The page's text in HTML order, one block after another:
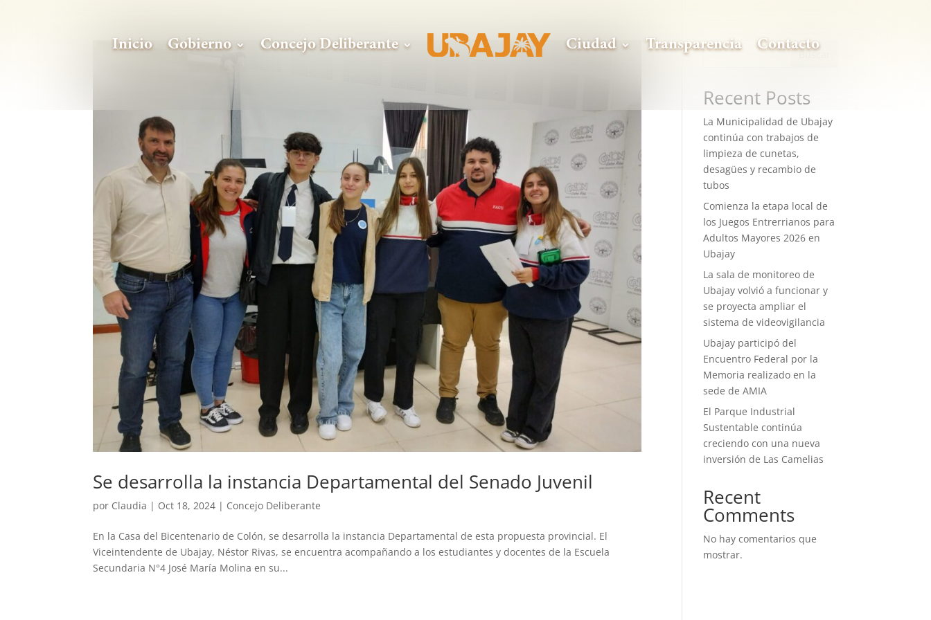
Inicio Gobierno Concejo Deliberante Ciudad Transparencia Contacto
Se desarrolla la instancia Departamental del Senado Juvenil
por Claudia | Oct 18, 2024 | Concejo Deliberante
En la Casa del Bicentenario de Colón, se desarrolla la instancia Departamental de esta propuesta provincial. El
Viceintendente de Ubajay, Néstor Rivas, se encuentra acompañando a los estudiantes y docentes de la Escuela
Secundaria N°4 José María Molina en su...
Buscar
Recent Posts
La Municipalidad de Ubajay
continúa con trabajos de
limpieza de cunetas,
desagües y recambio de
tubos
Comienza la etapa local de
los Juegos Entrerrianos para
Adultos Mayores 2026 en
Ubajay
La sala de monitoreo de
Ubajay volvió a funcionar y
se proyecta ampliar el
sistema de videovigilancia
Ubajay participó del
Encuentro Federal por la
Memoria realizado en la
sede de AMIA
El Parque Industrial
Sustentable continúa
creciendo con una nueva
inversión de Las Camelias
Recent
Comments
No hay comentarios que
mostrar.